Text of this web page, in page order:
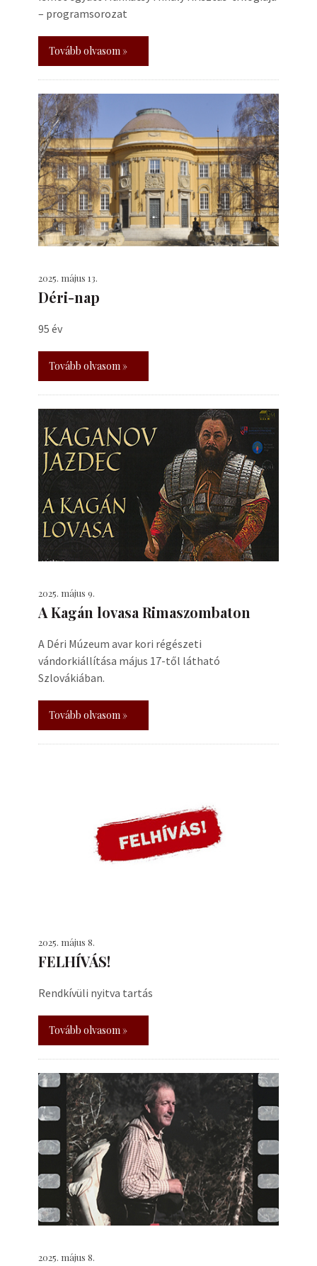
– programsorozat
Tovább olvasom »
2025. május 13.
Déri-nap
95 év
Tovább olvasom »
2025. május 9.
A Kagán lovasa Rimaszombaton
A Déri Múzeum avar kori régészeti
vándorkiállítása május 17-től látható
Szlovákiában.
Tovább olvasom »
2025. május 8.
FELHÍVÁS!
Rendkívüli nyitva tartás
Tovább olvasom »
2025. május 8.